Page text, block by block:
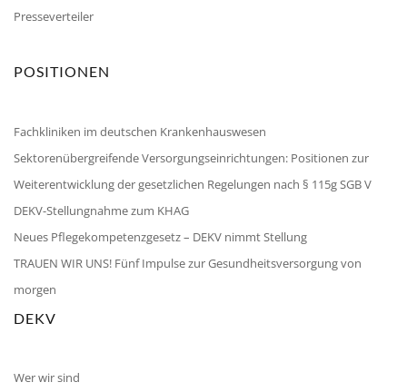
Presseverteiler
POSITIONEN
Fachkliniken im deutschen Krankenhauswesen
Sektorenübergreifende Versorgungseinrichtungen: Positionen zur
Weiterentwicklung der gesetzlichen Regelungen nach § 115g SGB V
DEKV-Stellungnahme zum KHAG
Neues Pflegekompetenzgesetz – DEKV nimmt Stellung
TRAUEN WIR UNS! Fünf Impulse zur Gesundheitsversorgung von
morgen
DEKV
Wer wir sind